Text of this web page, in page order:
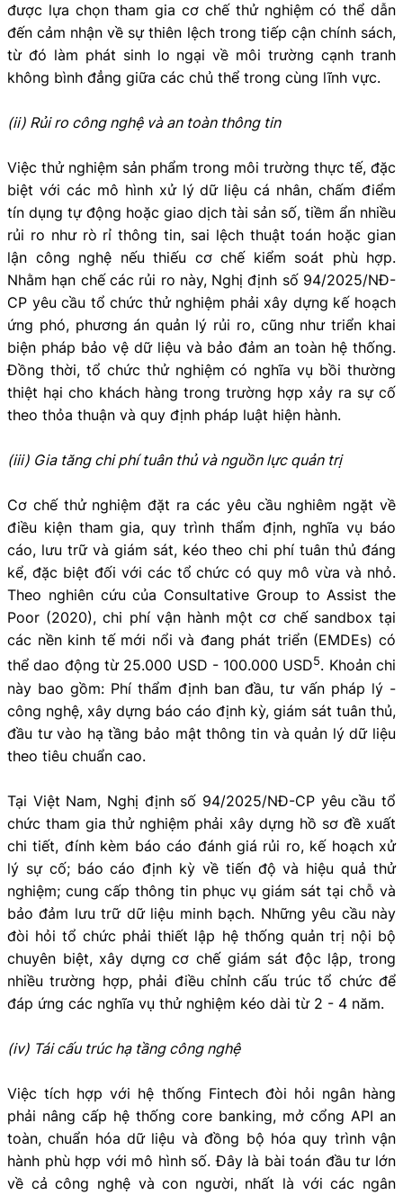
được lựa chọn tham gia cơ chế thử nghiệm có thể dẫn
đến cảm nhận về sự thiên lệch trong tiếp cận chính sách,
từ đó làm phát sinh lo ngại về môi trường cạnh tranh
không bình đẳng giữa các chủ thể trong cùng lĩnh vực.
(ii) Rủi ro công nghệ và an toàn thông tin
Việc thử nghiệm sản phẩm trong môi trường thực tế, đặc
biệt với các mô hình xử lý dữ liệu cá nhân, chấm điểm
tín dụng tự động hoặc giao dịch tài sản số, tiềm ẩn nhiều
rủi ro như rò rỉ thông tin, sai lệch thuật toán hoặc gian
lận công nghệ nếu thiếu cơ chế kiểm soát phù hợp.
Nhằm hạn chế các rủi ro này, Nghị định số 94/2025/NĐ-
CP yêu cầu tổ chức thử nghiệm phải xây dựng kế hoạch
ứng phó, phương án quản lý rủi ro, cũng như triển khai
biện pháp bảo vệ dữ liệu và bảo đảm an toàn hệ thống.
Đồng thời, tổ chức thử nghiệm có nghĩa vụ bồi thường
thiệt hại cho khách hàng trong trường hợp xảy ra sự cố
theo thỏa thuận và quy định pháp luật hiện hành.
(iii) Gia tăng chi phí tuân thủ và nguồn lực quản trị
Cơ chế thử nghiệm đặt ra các yêu cầu nghiêm ngặt về
điều kiện tham gia, quy trình thẩm định, nghĩa vụ báo
cáo, lưu trữ và giám sát, kéo theo chi phí tuân thủ đáng
kể, đặc biệt đối với các tổ chức có quy mô vừa và nhỏ.
Theo nghiên cứu của Consultative Group to Assist the
Poor (2020), chi phí vận hành một cơ chế sandbox tại
các nền kinh tế mới nổi và đang phát triển (EMDEs) có
thể dao động từ 25.000 USD - 100.000 USD5. Khoản chi
này bao gồm: Phí thẩm định ban đầu, tư vấn pháp lý -
công nghệ, xây dựng báo cáo định kỳ, giám sát tuân thủ,
đầu tư vào hạ tầng bảo mật thông tin và quản lý dữ liệu
theo tiêu chuẩn cao.
Tại Việt Nam, Nghị định số 94/2025/NĐ-CP yêu cầu tổ
chức tham gia thử nghiệm phải xây dựng hồ sơ đề xuất
chi tiết, đính kèm báo cáo đánh giá rủi ro, kế hoạch xử
lý sự cố; báo cáo định kỳ về tiến độ và hiệu quả thử
nghiệm; cung cấp thông tin phục vụ giám sát tại chỗ và
bảo đảm lưu trữ dữ liệu minh bạch. Những yêu cầu này
đòi hỏi tổ chức phải thiết lập hệ thống quản trị nội bộ
chuyên biệt, xây dựng cơ chế giám sát độc lập, trong
nhiều trường hợp, phải điều chỉnh cấu trúc tổ chức để
đáp ứng các nghĩa vụ thử nghiệm kéo dài từ 2 - 4 năm.
(iv) Tái cấu trúc hạ tầng công nghệ
Việc tích hợp với hệ thống Fintech đòi hỏi ngân hàng
phải nâng cấp hệ thống core banking, mở cổng API an
toàn, chuẩn hóa dữ liệu và đồng bộ hóa quy trình vận
hành phù hợp với mô hình số. Đây là bài toán đầu tư lớn
về cả công nghệ và con người, nhất là với các ngân